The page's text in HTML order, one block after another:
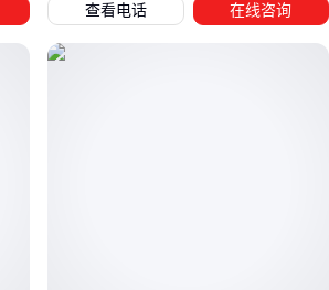
输场景下如何匹配重载三轮的关键
查看电话 在线咨询